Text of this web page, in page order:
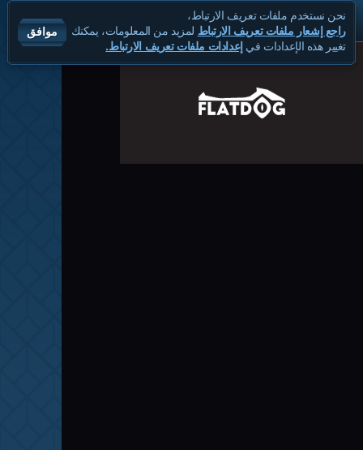
نحن نستخدم ملفات تعريف الارتباط،
راجع إشعار ملفات تعريف الارتباط لمزيد من المعلومات، يمكنك
تغيير هذه الإعدادات في إعدادات ملفات تعريف الارتباط.
موافق